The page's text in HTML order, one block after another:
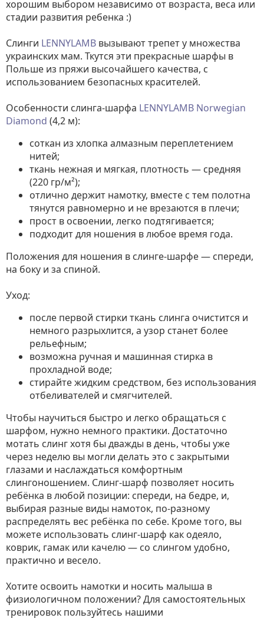
хорошим выбором независимо от возраста, веса или
стадии развития ребенка :)
Слинги LENNYLAMB вызывают трепет у множества
украинских мам. Ткутся эти прекрасные шарфы в
Польше из пряжи высочайшего качества, с
использованием безопасных красителей.
Особенности слинга-шарфа LENNYLAMB Norwegian
Diamond (4,2 м):
соткан из хлопка алмазным переплетением
нитей;
ткань нежная и мягкая, плотность — средняя
(220 гр/м²);
отлично держит намотку, вместе с тем полотна
тянутся равномерно и не врезаются в плечи;
прост в освоении, легко подтягивается;
подходит для ношения в любое время года.
Положения для ношения в слинге-шарфе — спереди,
на боку и за спиной.
Уход:
после первой стирки ткань слинга очистится и
немного разрыхлится, а узор станет более
рельефным;
возможна ручная и машинная стирка в
прохладной воде;
стирайте жидким средством, без использования
отбеливателей и смягчителей.
Чтобы научиться быстро и легко обращаться с
шарфом, нужно немного практики. Достаточно
мотать слинг хотя бы дважды в день, чтобы уже
через неделю вы могли делать это с закрытыми
глазами и наслаждаться комфортным
слингоношением. Слинг-шарф позволяет носить
ребёнка в любой позиции: спереди, на бедре, и,
выбирая разные виды намоток, по-разному
распределять вес ребёнка по себе. Кроме того, вы
можете использовать слинг-шарф как одеяло,
коврик, гамак или качелю — со слингом удобно,
практично и весело.
Хотите освоить намотки и носить малыша в
физиологичном положении? Для самостоятельных
тренировок пользуйтесь нашими